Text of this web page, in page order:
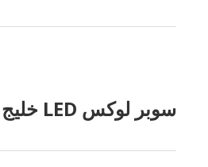
سوبر لوكس LED خليج الضوء